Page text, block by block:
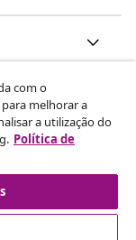
com o
melhorar a
a utilização do
Política de